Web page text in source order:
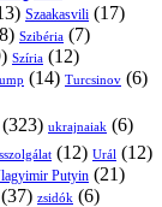
Szaakasvili (17)
Szibéria (7)
Szíria (12)
(14) Turcsinov (6)
(323) ukrajnaiak (6)
(12) Urál (12)
Putyin (21)
(37) zsidók (6)